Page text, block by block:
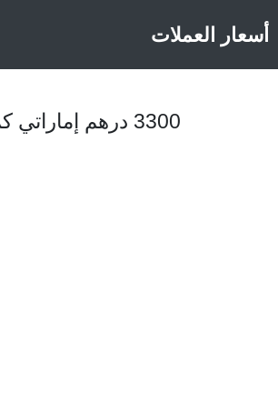
أسعار العملات
3300 درهم إماراتي كم جنيه مصري